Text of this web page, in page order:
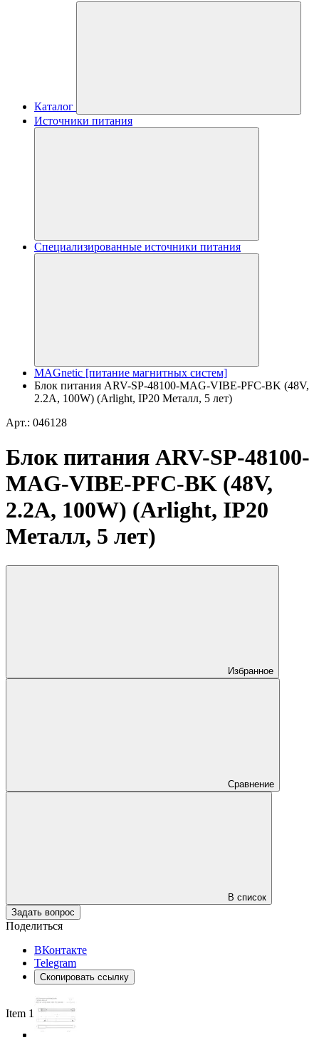
Каталог
Источники питания
Специализированные источники питания
MAGnetic [питание магнитных систем]
Блок питания ARV-SP-48100-MAG-VIBE-PFC-BK (48V,
2.2A, 100W) (Arlight, IP20 Металл, 5 лет)
Арт.: 046128
Блок питания ARV-SP-48100-
MAG-VIBE-PFC-BK (48V,
2.2A, 100W) (Arlight, IP20
Металл, 5 лет)
Избранное
Сравнение
В список
Задать вопрос
Поделиться
ВКонтакте
Telegram
Скопировать ссылку
Item 1 of 3